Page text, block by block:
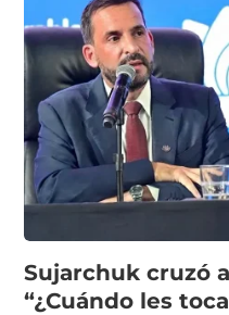
Sujarchuk cruzó
“¿Cuándo les